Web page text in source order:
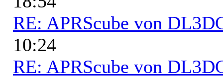
RE: APRScube von
10:24
RE: APRScube von